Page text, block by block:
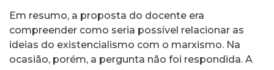
Em resumo, a proposta do docente era
compreender como seria possível relacionar as
ideias do existencialismo com o marxismo. Na
ocasião, porém, a pergunta não foi respondida. A